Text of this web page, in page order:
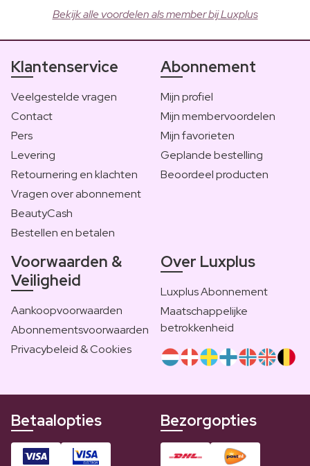
Bekijk alle voordelen als member bij Luxplus
Klantenservice
Veelgestelde vragen
Contact
Pers
Levering
Retournering en klachten
Vragen over abonnement
BeautyCash
Bestellen en betalen
Abonnement
Mijn profiel
Mijn membervoordelen
Mijn favorieten
Geplande bestelling
Beoordeel producten
Voorwaarden &
Veiligheid
Aankoopvoorwaarden
Abonnementsvoorwaarden
Privacybeleid & Cookies
Over Luxplus
Luxplus Abonnement
Maatschappelijke
betrokkenheid
Betaalopties Bezorgopties